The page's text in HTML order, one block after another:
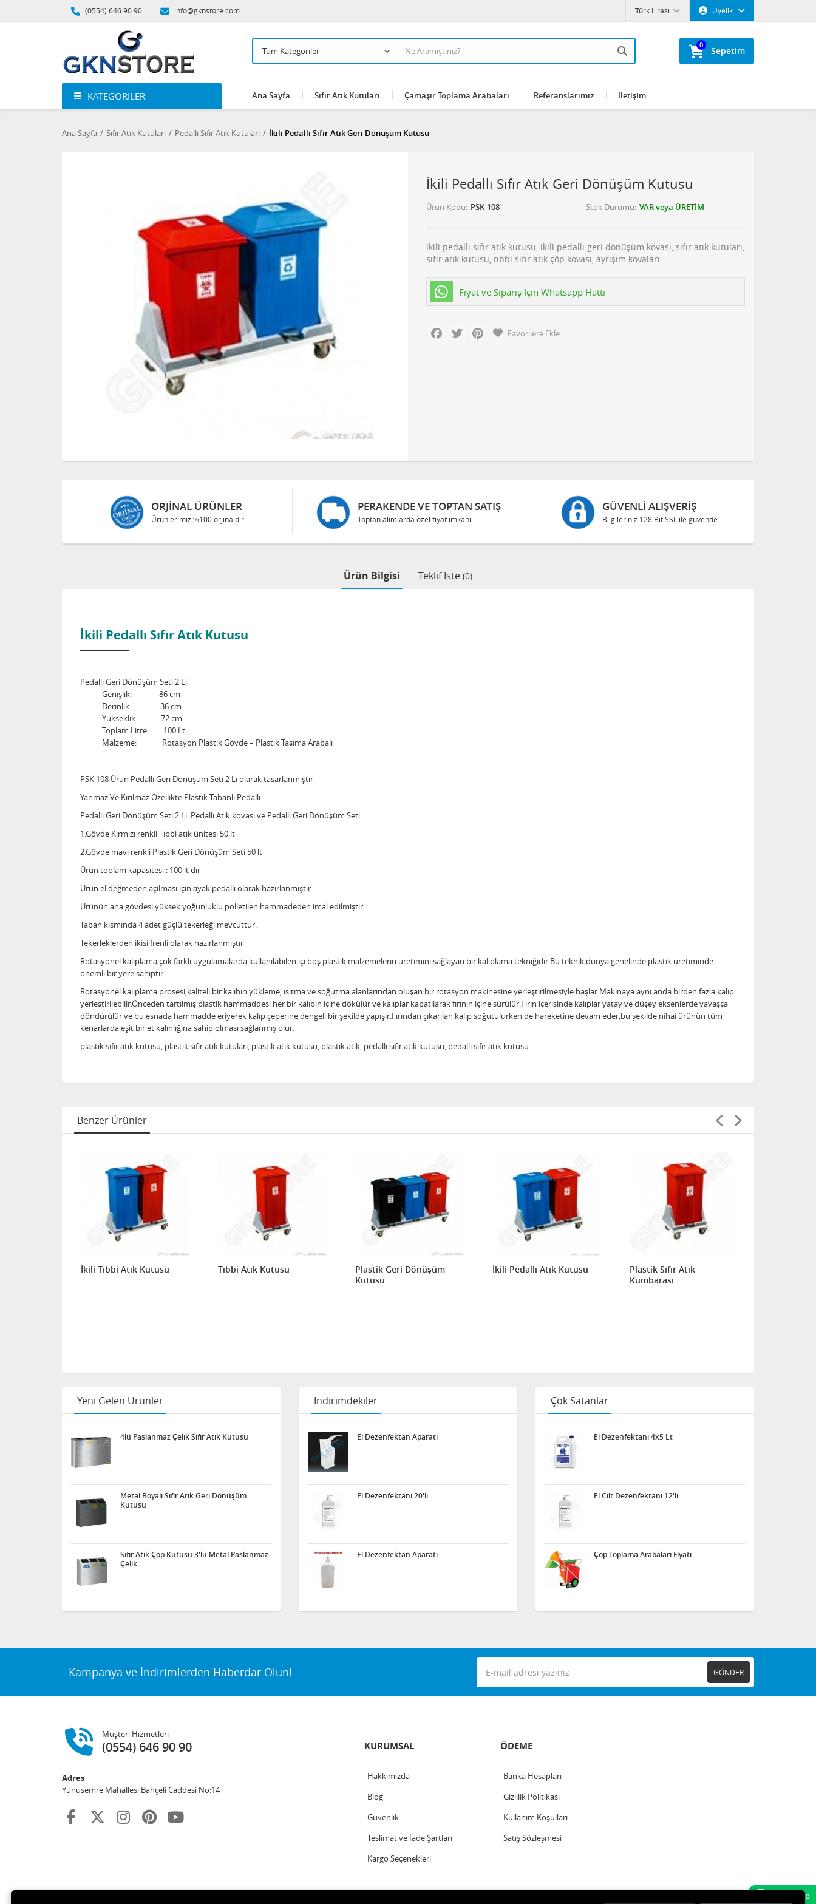
(0554) 646 90 90 info@gknstore.com Üyelik
Türk Lirası
Sepetim
0
KATEGORILER Ana Sayfa Sıfır Atık Kutuları Çamaşır Toplama Arabaları Referanslarımız İletişim
Ana Sayfa Sıfır Atık Kutuları Pedallı Sıfır Atık Kutuları İkili Pedallı Sıfır Atık Geri Dönüşüm Kutusu
İkili Pedallı Sıfır Atık Geri Dönüşüm Kutusu
Ürün Kodu PSK-108 Stok Durumu VAR veya ÜRETİM
ikili pedallı sıfır atık kutusu, ikili pedallı geri dönüşüm kovası, sıfır atık kutuları,
sıfır atık kutusu, tıbbi sıfır atık çöp kovası, ayrışım kovaları
Fiyat ve Sipariş İçin Whatsapp Hattı
Facebook
Twitter PinterestFavorilere Ekle
ORJINAL ÜRÜNLER
Ürünlerimiz %100 orjinaldir.
PERAKENDE VE TOPTAN SATIŞ
Toptan alımlarda özel fiyat imkanı.
GÜVENLI ALIŞVERIŞ
Bilgileriniz 128 Bit SSL ile güvende
Ürün Bilgisi Teklif İste (0)
İkili Pedallı Sıfır Atık Kutusu
Pedallı Geri Dönüşüm Seti 2 Li
Genişlik: 86 cm
Derinlik: 36 cm
Yükseklik: 72 cm
Toplam Litre: 100 Lt
Malzeme: Rotasyon Plastik Gövde – Plastik Taşıma Arabalı
PSK 108 Ürün Pedallı Geri Dönüşüm Seti 2 Li olarak tasarlanmıştır
Yanmaz Ve Kırılmaz Özellikte Plastik Tabanlı Pedallı
Pedallı Geri Dönüşüm Seti 2 Li: Pedallı Atık kovası ve Pedallı Geri Dönüşüm Seti
1.Gövde Kırmızı renkli Tıbbi atık ünitesi 50 lt
2.Gövde mavi renkli Plastik Geri Dönüşüm Seti 50 lt
Ürün toplam kapasitesi : 100 lt dir
Ürün el değmeden açılması için ayak pedallı olarak hazırlanmıştır.
Ürünün ana gövdesi yüksek yoğunluklu polietilen hammadeden imal edilmiştir.
Taban kısmında 4 adet güçlü tekerleği mevcuttur.
Tekerleklerden ikisi frenli olarak hazırlanmıştır
Rotasyonel kalıplama,çok farklı uygulamalarda kullanılabilen içi boş plastik malzemelerin üretimini sağlayan bir kalıplama tekniğidir.Bu teknik,dünya genelinde plastik üretiminde
önemli bir yere sahiptir.
Rotasyonel kalıplama prosesi,kaliteli bir kalıbın yükleme, ısıtma ve soğutma alanlarından oluşan bir rotasyon makinesine yerleştirilmesiyle başlar.Makinaya aynı anda birden fazla kalıp
yerleştirilebilir.Önceden tartılmış plastik hammaddesi her bir kalıbın içine dökülür ve kalıplar kapatılarak fırının içine sürülür.Fırın içerisinde kalıplar yatay ve düşey eksenlerde yavaşça
döndürülür ve bu esnada hammadde eriyerek kalıp çeperine dengeli bir şekilde yapışır.Fırından çıkarılan kalıp soğutulurken de hareketine devam eder,bu şekilde nihai ürünün tüm
kenarlarda eşit bir et kalınlığına sahip olması sağlanmış olur.
plastik sıfır atık kutusu, plastik sıfır atık kutuları, plastik atık kutusu, plastik atık, pedallı sıfır atık kutusu, pedallı sıfır atık kutusu
Benzer Ürünler
İkili Tıbbi Atık Kutusu Tıbbi Atık Kutusu
Plastik Geri Dönüşüm
Kutusu
İkili Pedallı Atık Kutusu
Plastik Sıfır Atık
Kumbarası
Yeni Gelen Ürünler
4lü Paslanmaz Çelik Sıfır Atık Kutusu
Metal Boyalı Sıfır Atık Geri Dönüşüm
Kutusu
Sıfır Atık Çöp Kutusu 3'lü Metal Paslanmaz
Çelik
İndirimdekiler
El Dezenfektan Aparatı
El Dezenfektanı 20'li
El Dezenfektan Aparatı
Çok Satanlar
El Dezenfektanı 4x5 Lt
El Cilt Dezenfektanı 12'li
Çöp Toplama Arabaları Fiyatı
Kampanya ve İndirimlerden Haberdar Olun! GÖNDER
Müşteri Hizmetleri
(0554) 646 90 90
Adres
Yunusemre Mahallesi Bahçeli Caddesi No:14
KURUMSAL
Hakkımızda
Blog
Güvenlik
Teslimat ve İade Şartları
Kargo Seçenekleri
ÖDEME
Banka Hesapları
Gizlilik Politikası
Kullanım Koşulları
Satış Sözleşmesi
Whatsapp